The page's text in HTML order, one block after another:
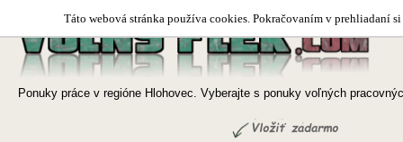
Táto webová stránka používa cookies. Pokračovaním v prehliadaní
Ponuky práce v regióne Hlohovec. Vyberajte s ponuky voľných